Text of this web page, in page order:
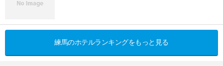
練馬のホテルランキングをもっと見る